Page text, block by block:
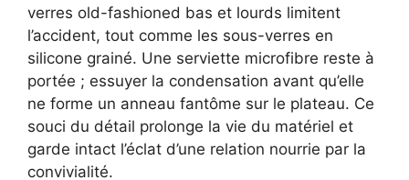
verres old-fashioned bas et lourds limitent
l’accident, tout comme les sous-verres en
silicone grainé. Une serviette microfibre reste à
portée ; essuyer la condensation avant qu’elle
ne forme un anneau fantôme sur le plateau. Ce
souci du détail prolonge la vie du matériel et
garde intact l’éclat d’une relation nourrie par la
convivialité.